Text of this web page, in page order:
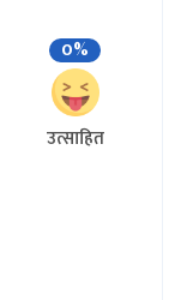
0%
उत्साहित